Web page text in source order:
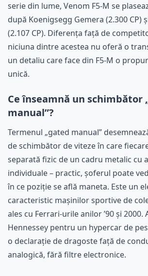
serie din lume, Venom F5-M se
după Koenigsegg Gemera (2.300 CP)
(2.107 CP). Diferența față de
niciuna dintre acestea nu oferă o
un detaliu care face din F5-M o
unică.
Ce înseamnă un schimbător
manual”?
Termenul „gated manual”
de schimbător de viteze în care
separată fizic de un cadru metalic cu
individuale – practic, șoferul poate
în ce poziție se află maneta. Este un
caracteristic mașinilor sportive de
ales cu Ferrari-urile anilor ’90 și 2000.
Hennessey pentru un hypercar de
o declarație de dragoste față de
analogică, fără filtre electronice.